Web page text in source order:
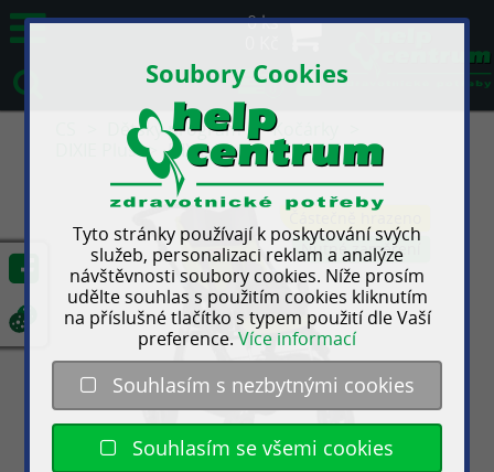
Soubory Cookies
Tyto stránky používají k poskytování svých
služeb, personalizaci reklam a analýze
návštěvnosti soubory cookies. Níže prosím
udělte souhlas s použitím cookies kliknutím
na příslušné tlačítko s typem použití dle Vaší
preference. Více informací
Souhlasím s nezbytnými cookies
Souhlasím se všemi cookies
0 ks
0
Dětský program
Kočárky
DIXIE Plus
DIXIE Plus
Částečně hrazeno
Nutné zaměření